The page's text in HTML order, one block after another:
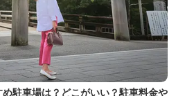
駐車場は？どこがいい？駐車料金や